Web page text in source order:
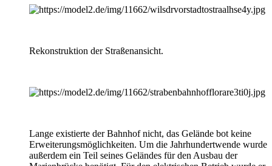
Rekonstruktion der Straßenansicht.
Lange existierte der Bahnhof nicht, das Gelände bot keine
Erweiterungsmöglichkeiten. Um die Jahrhundertwende wurde
außerdem ein Teil seines Geländes für den Ausbau der